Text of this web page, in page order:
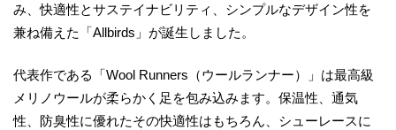
み、快適性とサステイナビリティ、シンプルなデザイン性を
兼ね備えた「Allbirds」が誕生しました。
代表作である「Wool Runners（ウールランナー）」は最高級
メリノウールが柔らかく足を包み込みます。保温性、通気
性、防臭性に優れたその快適性はもちろん、シューレースに